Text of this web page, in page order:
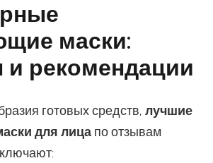
маски:
рекомендации
готовых средств, лучшие
для лица по отзывам